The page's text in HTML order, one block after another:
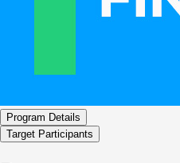
Program Details
Target Participants